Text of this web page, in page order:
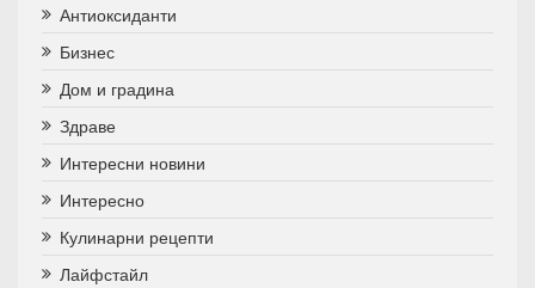
Антиоксиданти
Бизнес
Дом и градина
Здраве
Интересни новини
Интересно
Кулинарни рецепти
Лайфстайл